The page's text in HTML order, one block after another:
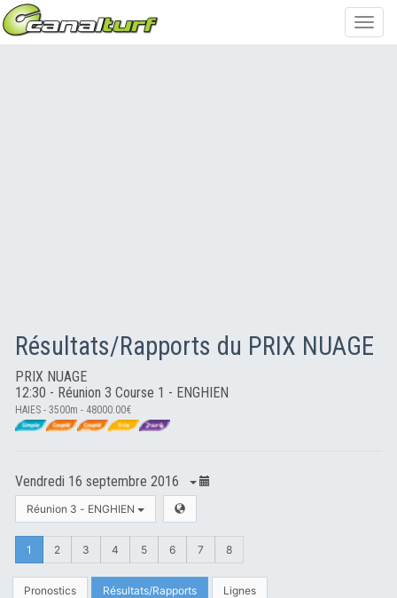
Résultats/Rapports du PRIX NUAGE
PRIX NUAGE
12:30 - Réunion 3 Course 1 - ENGHIEN
HAIES - 3500m - 48000.00€
Vendredi 16 septembre 2016
Réunion 3 - ENGHIEN
1 2 3 4 5 6 7 8
Pronostics Résultats/Rapports Lignes